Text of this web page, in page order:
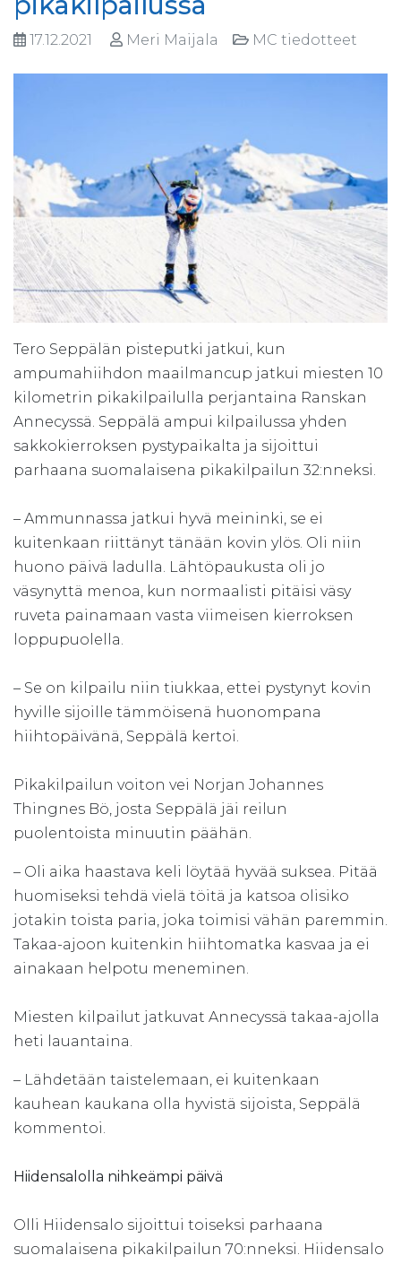
17.12.2021 Meri Maijala MC tiedotteet
Tero Seppälän pisteputki jatkui, kun
ampumahiihdon maailmancup jatkui miesten 10
kilometrin pikakilpailulla perjantaina Ranskan
Annecyssä. Seppälä ampui kilpailussa yhden
sakkokierroksen pystypaikalta ja sijoittui
parhaana suomalaisena pikakilpailun 32:nneksi.
– Ammunnassa jatkui hyvä meininki, se ei
kuitenkaan riittänyt tänään kovin ylös. Oli niin
huono päivä ladulla. Lähtöpaukusta oli jo
väsynyttä menoa, kun normaalisti pitäisi väsy
ruveta painamaan vasta viimeisen kierroksen
loppupuolella.
– Se on kilpailu niin tiukkaa, ettei pystynyt kovin
hyville sijoille tämmöisenä huonompana
hiihtopäivänä, Seppälä kertoi.
Pikakilpailun voiton vei Norjan Johannes
Thingnes Bö, josta Seppälä jäi reilun
puolentoista minuutin päähän.
– Oli aika haastava keli löytää hyvää suksea. Pitää
huomiseksi tehdä vielä töitä ja katsoa olisiko
jotakin toista paria, joka toimisi vähän paremmin.
Takaa-ajoon kuitenkin hiihtomatka kasvaa ja ei
ainakaan helpotu meneminen.
Miesten kilpailut jatkuvat Annecyssä takaa-ajolla
heti lauantaina.
– Lähdetään taistelemaan, ei kuitenkaan
kauhean kaukana olla hyvistä sijoista, Seppälä
kommentoi.
Hiidensalolla nihkeämpi päivä
Olli Hiidensalo sijoittui toiseksi parhaana
suomalaisena pikakilpailun 70:nneksi. Hiidensalo